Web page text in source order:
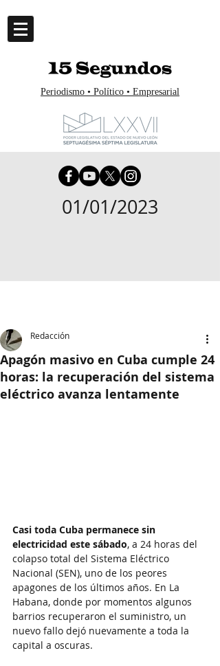
Periodismo • Político • Empresarial
01/01/2023
Apagón masivo en Cuba cumple 24
horas: la recuperación del sistema
eléctrico avanza lentamente
Redacción
Casi toda Cuba permanece sin
electricidad este sábado, a 24 horas del
colapso total del Sistema Eléctrico
Nacional (SEN), uno de los peores
apagones de los últimos años. En La
Habana, donde por momentos algunos
barrios recuperaron el suministro, un
nuevo fallo dejó nuevamente a toda la
capital a oscuras.